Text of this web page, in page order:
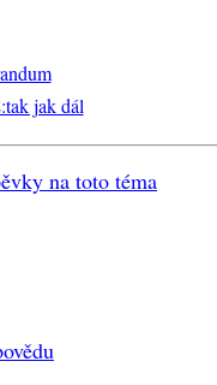
jak dál
na toto téma